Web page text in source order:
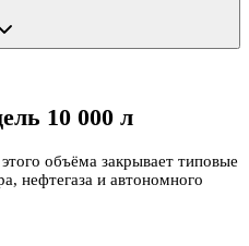
10 000 л
объёма закрывает типовые
нефтегаза и автономного